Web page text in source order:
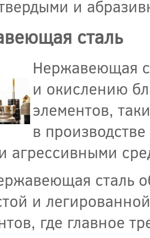
и
сталь
Нержавеющая
и окислению
элементов,
в
агрессивными
сталь
и
где главное